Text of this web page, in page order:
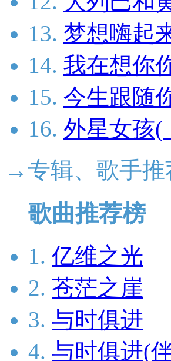
13. 梦想嗨起
14. 我在想你
15. 今生跟随
16. 外星女孩(
→专辑、歌手
歌曲推荐榜
1. 亿维之光
2. 苍茫之崖
3. 与时俱进
4. 与时俱进(